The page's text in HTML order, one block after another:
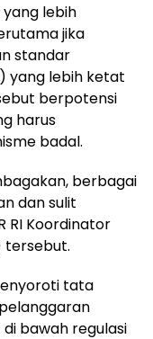
lebih
jika
standar
yang lebih ketat
berpotensi
harus
badal.
berbagai
dan sulit
RI Koordinator
tersebut.
tata
bawah regulasi